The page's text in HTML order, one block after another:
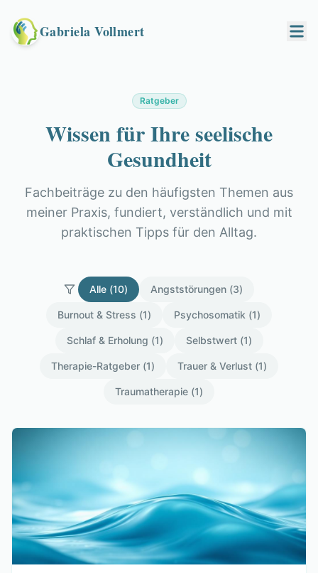
Gabriela Vollmert
Ratgeber
Wissen für Ihre seelische
Gesundheit
Fachbeiträge zu den häufigsten Themen aus
meiner Praxis, fundiert, verständlich und mit
praktischen Tipps für den Alltag.
Alle (10) Angststörungen (3)
Burnout & Stress (1) Psychosomatik (1)
Schlaf & Erholung (1) Selbstwert(1)
Therapie-Ratgeber (1) Trauer & Verlust (1)
Traumatherapie (1)